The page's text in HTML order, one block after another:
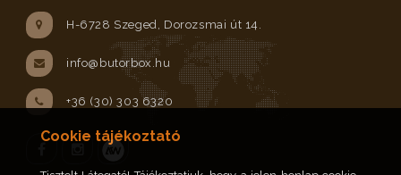
H-6728 Szeged, Dorozsmai út 14.
info@butorbox.hu
+36 (30) 303 6320
Cookie tájékoztató